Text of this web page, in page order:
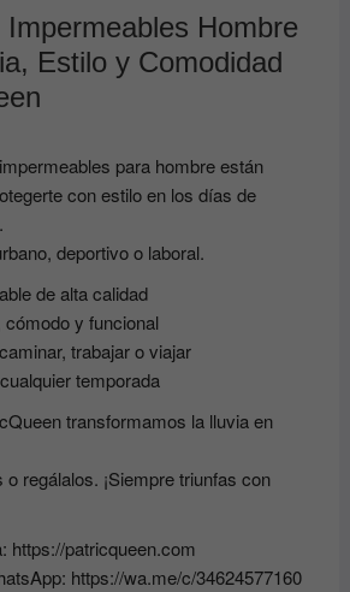
Impermeables Hombre
Estilo y Comodidad
para hombre están
con estilo en los días de
deportivo o laboral.
de alta calidad
y funcional
trabajar o viajar
temporada
transformamos la lluvia en
regálalos. ¡Siempre triunfas con
https://patricqueen.com
https://wa.me/c/34624577160